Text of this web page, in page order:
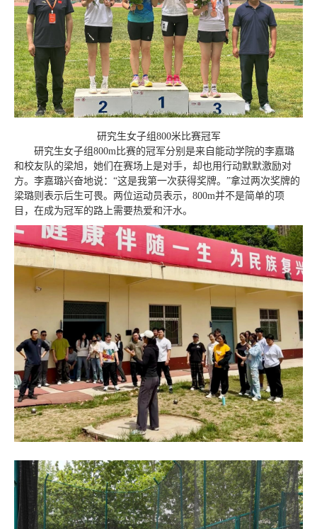
研究生女子组800米比赛冠军
研究生女子组800m比赛的冠军分别是来自能动学院的李嘉璐
和校友队的梁旭，她们在赛场上是对手，却也用行动默默激励对
方。李嘉璐兴奋地说：“这是我第一次获得奖牌。”拿过两次奖牌的
梁璐则表示后生可畏。两位运动员表示，800m并不是简单的项
目，在成为冠军的路上需要热爱和汗水。